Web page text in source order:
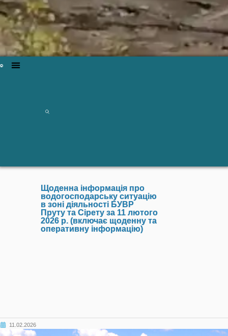
Щоденна інформація про
водогосподарську ситуацію
в зоні діяльності БУВР
Пруту та Сірету за 11 лютого
2026 р. (включає щоденну та
оперативну інформацію)
11.02.2026